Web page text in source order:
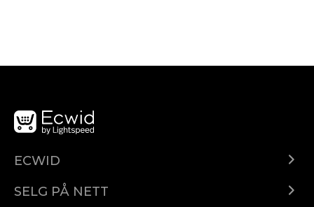
ECWID
Pris
SELG PÅ NETT